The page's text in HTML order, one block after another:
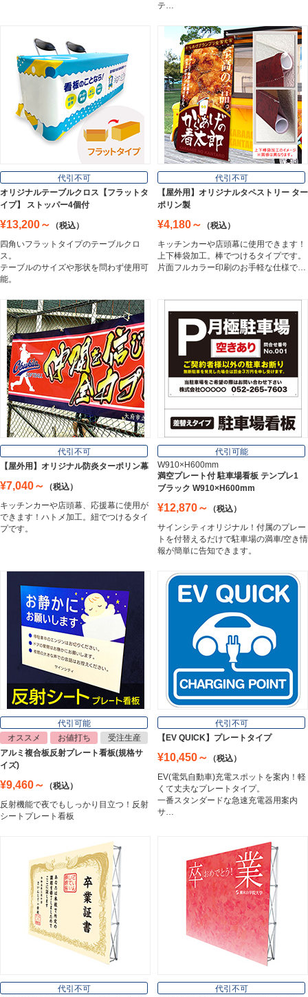
プレート看板
Plate Board
壁面看板
Wall Sign
フロアサイン／路面表示
Floor / Road Surface Sign
アルミ複合板
Aluminum Composite Board
スチレンボード
Styrene Board
板材
Board
フレーム／看板枠
Frame
Magnet Sheet
インクジェットメディア
Inkjet Media
看板照明
Lighting Equipment
トラスコ中山
Trusco Nakayama
インテリア
Interior
オフィス用品
Office Supplies
テ…
代引不可
オリジナルテーブルクロス【フラットタ
イプ】 ストッパー4個付
¥13,200～
（税込）
四角いフラットタイプのテーブルクロ
ス。
テーブルのサイズや形状を問わず使用可
能。
代引不可
【屋外用】オリジナルタペストリー ター
ポリン製
¥4,180～
（税込）
キッチンカーや店頭幕に使用できます！
上下棒袋加工。棒でつけるタイプです。
片面フルカラー印刷のお手軽な仕様で…
代引不可
【屋外用】オリジナル防炎ターポリン幕
¥7,040～
（税込）
キッチンカーや店頭幕、応援幕に使用が
できます！ハトメ加工。紐でつけるタイ
プです。
代引可能
W910×H600mm
満空プレート付 駐車場看板 テンプレ1
ブラック W910×H600mm
¥12,870～
（税込）
サインシティオリジナル！付属のプレー
トを付替えるだけで駐車場の満車/空き情
報が簡単に告知できます。
代引可能
オススメ
お値打ち
受注生産
アルミ複合板反射プレート看板(規格サ
イズ)
¥9,460～
（税込）
反射機能で夜でもしっかり目立つ！反射
シートプレート看板
代引不可
【EV QUICK】プレートタイプ
¥10,450～
（税込）
EV(電気自動車)充電スポットを案内！軽
くて丈夫なプレートタイプ。
一番スタンダードな急速充電器用案内
サ…
代引不可
代引不可